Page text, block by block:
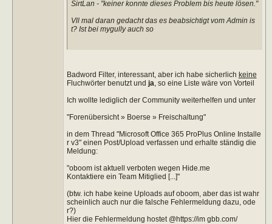
SirtLan - "keiner konnte dieses Problem bis heute lösen."
Vll mal daran gedacht das es beabsichtigt vom Admin is
t? Ist bei mygully auch so
Badword Filter, interessant, aber ich habe sicherlich keine
Fluchwörter benutzt und ja , so eine Liste wäre von Vorteil
Ich wollte lediglich der Community weiterhelfen und unter
"Forenübersicht » Boerse » Freischaltung"
in dem Thread "Microsoft Office 365 ProPlus Online Installe
r v3" einen Post/Upload verfassen und erhalte ständig die
Meldung:
"oboom ist aktuell verboten wegen Hide.me
Kontaktiere ein Team Mitiglied [...]"
(btw. ich habe keine Uploads auf oboom, aber das ist wahr
scheinlich auch nur die falsche Fehlermeldung dazu, ode
r?)
Hier die Fehlermeldung hostet @https://im gbb.com/